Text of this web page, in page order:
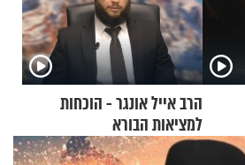
הרב אייל אונגר - הוכחות
למציאות הבורא